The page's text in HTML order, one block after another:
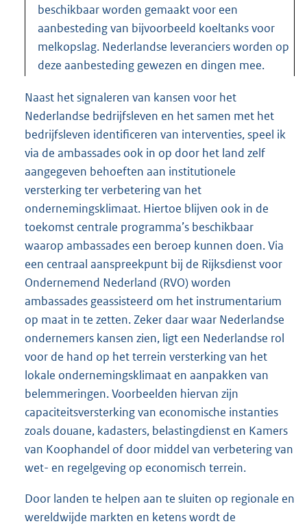
beschikbaar worden gemaakt voor een
aanbesteding van bijvoorbeeld koeltanks voor
melkopslag. Nederlandse leveranciers worden op
deze aanbesteding gewezen en dingen mee.
Naast het signaleren van kansen voor het
Nederlandse bedrijfsleven en het samen met het
bedrijfsleven identificeren van interventies, speel ik
via de ambassades ook in op door het land zelf
aangegeven behoeften aan institutionele
versterking ter verbetering van het
ondernemingsklimaat. Hiertoe blijven ook in de
toekomst centrale programma’s beschikbaar
waarop ambassades een beroep kunnen doen. Via
een centraal aanspreekpunt bij de Rijksdienst voor
Ondernemend Nederland (RVO) worden
ambassades geassisteerd om het instrumentarium
op maat in te zetten. Zeker daar waar Nederlandse
ondernemers kansen zien, ligt een Nederlandse rol
voor de hand op het terrein versterking van het
lokale ondernemingsklimaat en aanpakken van
belemmeringen. Voorbeelden hiervan zijn
capaciteitsversterking van economische instanties
zoals douane, kadasters, belastingdienst en Kamers
van Koophandel of door middel van verbetering van
wet- en regelgeving op economisch terrein.
Door landen te helpen aan te sluiten op regionale en
wereldwijde markten en ketens wordt de